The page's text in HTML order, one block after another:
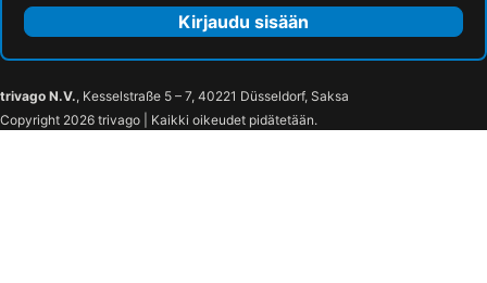
Kirjaudu sisään
trivago N.V., Kesselstraße 5 – 7, 40221 Düsseldorf, Saksa
Copyright 2026 trivago | Kaikki oikeudet pidätetään.